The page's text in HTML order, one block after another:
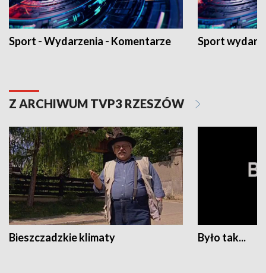
Sport - Wydarzenia - Komentarze Sport
Z ARCHIWUM TVP3 RZESZÓW
Bieszczadzkie klimaty Było tak...